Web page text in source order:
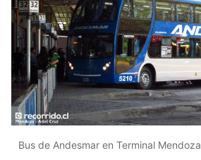
Bus de Andesmar en Terminal Mendoza